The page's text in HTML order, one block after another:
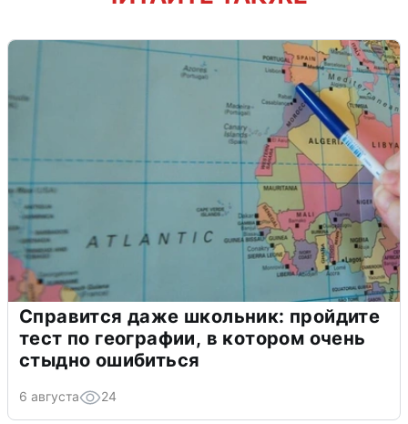
Справится даже школьник: пройдите
тест по географии, в котором очень
стыдно ошибиться
6 августа 24